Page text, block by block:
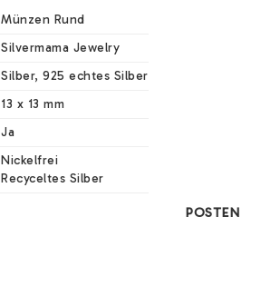
Münzen Rund
Silvermama Jewelry
Silber, 925 echtes Silber
13 x 13 mm
Ja
Nickelfrei
Recyceltes Silber
POSTEN